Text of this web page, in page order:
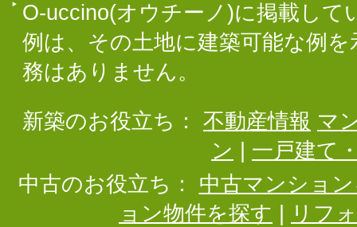
O-uccino(オウチーノ)に掲載して
例は、その土地に建築可能な例
務はありません。
新築のお役立ち： 不動産情報 マ
ン
一戸建て
中古のお役立ち：
中古マンショ
ョン物件を探す
リフ